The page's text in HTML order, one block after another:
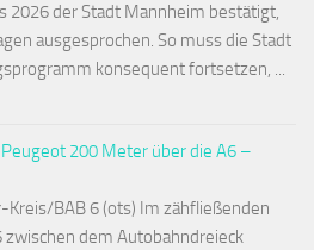
2026 der Stadt Mannheim bestätigt,
ausgesprochen. So muss die Stadt
konsequent fortsetzen, ...
200 Meter über die A6 –
BAB 6 (ots) Im zähfließenden
dem Autobahndreieck